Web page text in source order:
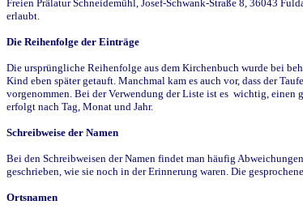
Freien Prälatur Schneidemühl, Josef-Schwank-Straße 8, 36043
erlaubt.
Die Reihenfolge der Einträge
Die ursprüngliche Reihenfolge aus dem Kirchenbuch wurde bei
Kind eben später getauft. Manchmal kam es auch vor, dass der
vorgenommen. Bei der Verwendung der Liste ist es wichtig, einen
erfolgt nach Tag, Monat und Jahr.
Schreibweise der Namen
Bei den Schreibweisen der Namen findet man häufig
geschrieben, wie sie noch in der Erinnerung waren. Die
Ortsnamen